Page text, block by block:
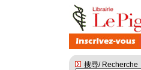
搜尋/ Recherche